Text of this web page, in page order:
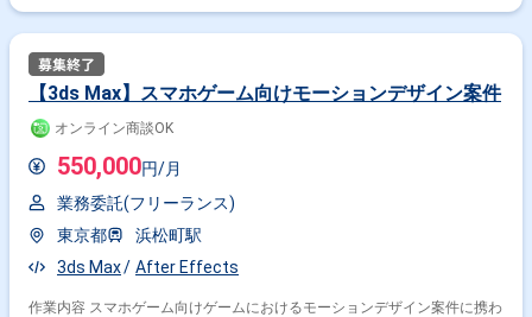
【3ds Max】スマホゲーム向けモーションデザイン案件
オンライン商談OK
550,000円/月
業務委託(フリーランス)
東京都
浜松町駅
3ds Max
After Effects
作業内容 スマホゲーム向けゲームにおけるモーションデザイン案件に携わ